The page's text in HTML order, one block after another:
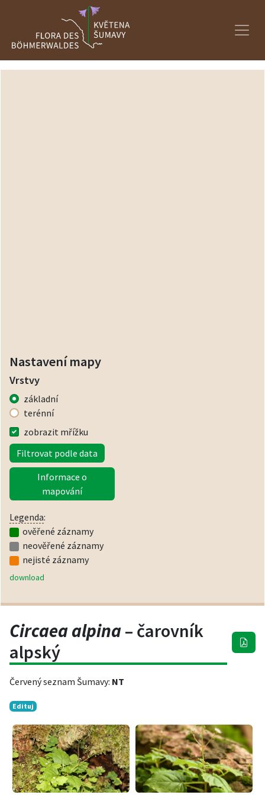
Nastavení mapy
Vrstvy
základní
terénní
zobrazit mřížku
Filtrovat podle data
Informace o
mapování
Legenda:
ověřené záznamy
neověřené záznamy
nejisté záznamy
download
Circaea alpina– čarovník
alpský
Červený seznam Šumavy: NT
Edituj